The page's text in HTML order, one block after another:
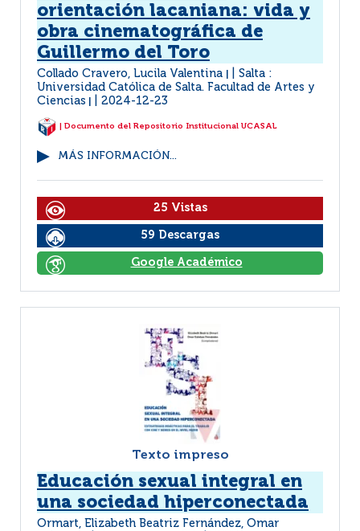
orientación lacaniana: vida y
obra cinematográfica de
Guillermo del Toro
Collado Cravero, Lucila Valentina
Salta :
Universidad Católica de Salta. Facultad de Artes y
Ciencias
2024-12-23
| Documento del Repositorio Institucional UCASAL
MÁS INFORMACIÓN...
25 Vistas
59 Descargas
Google Académico
Texto impreso
Educación sexual integral en
una sociedad hiperconectada
Ormart, Elizabeth Beatriz Fernández, Omar